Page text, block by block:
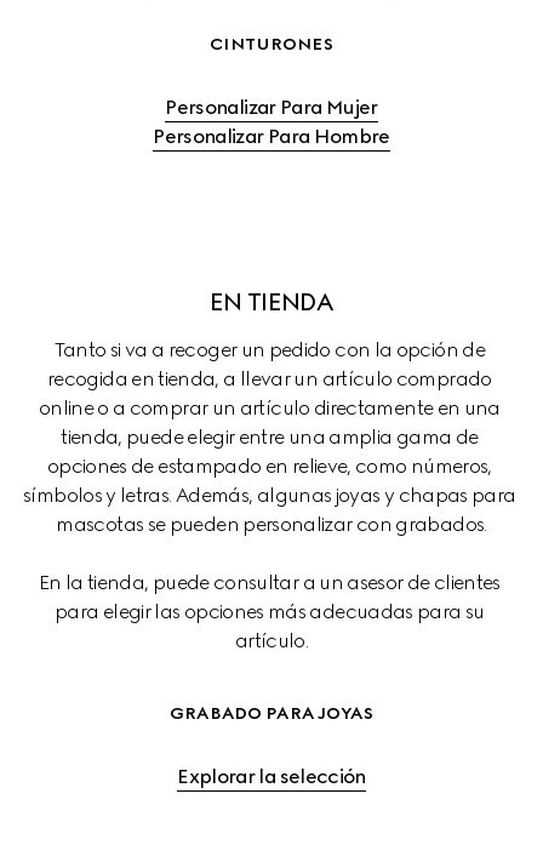
CINTURONES
Personalizar Para Mujer
Personalizar Para Hombre
EN TIENDA
Tanto si va a recoger un pedido con la opción de
recogida en tienda, a llevar un artículo comprado
online o a comprar un artículo directamente en una
tienda, puede elegir entre una amplia gama de
opciones de estampado en relieve, como números,
símbolos y letras. Además, algunas joyas y chapas para
mascotas se pueden personalizar con grabados.
En la tienda, puede consultar a un asesor de clientes
para elegir las opciones más adecuadas para su
artículo.
GRABADO PARA JOYAS
Explorar la selección